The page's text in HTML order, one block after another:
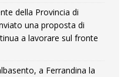
della Provincia di
una proposta di
a lavorare sul fronte
a Ferrandina la